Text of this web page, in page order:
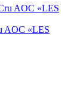
AOC «LES